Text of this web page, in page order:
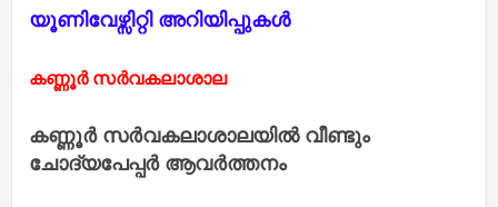
യൂണിവേഴ്സിറ്റി അറിയിപ്പുകൾ
കണ്ണൂര്‍ സര്‍വകലാശാല
കണ്ണൂര്‍ സര്‍വകലാശാലയില്‍ വീണ്ടും
ചോദ്യപേപ്പര്‍ ആവര്‍ത്തനം